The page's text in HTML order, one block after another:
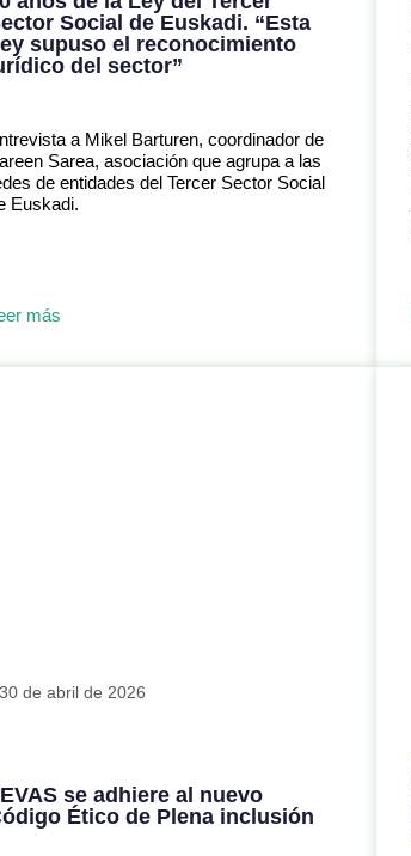
Social de Euskadi. “Esta
supuso el reconocimiento
del sector”
a Mikel Barturen, coordinador de
Sarea, asociación que agrupa a las
de entidades del Tercer Sector Social
Euskadi.
más
30 de abril de 2026
se adhiere al nuevo
Ético de Plena inclusión